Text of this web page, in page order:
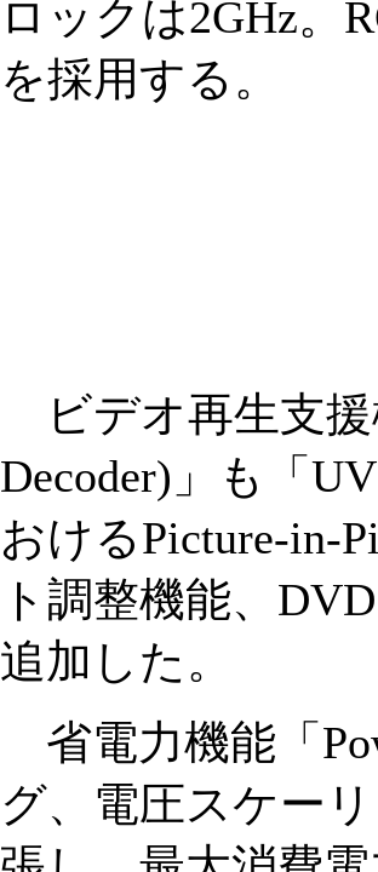
ロックは2GHz。
を採用する。
ビデオ再生支援
Decoder)」も「
おけるPicture-in-
ト調整機能、
追加した。
省電力機能「
グ、電圧スケー